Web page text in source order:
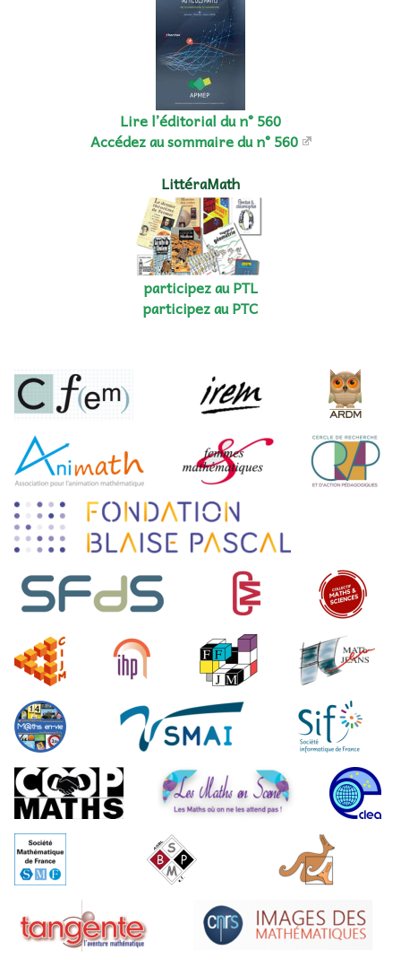
Lire l’éditorial du n° 560
Accédez au sommaire du n° 560
LittéraMath
participez au PTL
participez au PTC